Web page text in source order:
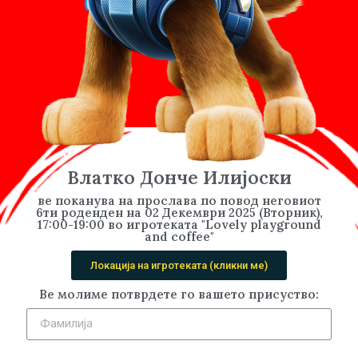
Влатко Донче Илијоски
ве поканува на прослава по повод неговиот
6ти роденден на 02 Декември 2025 (Вторник),
17:00-19:00 во игротеката "Lovely playground
and coffee"
Локација на игротеката (кликни ме)
Ве молиме потврдете го вашето присуство: